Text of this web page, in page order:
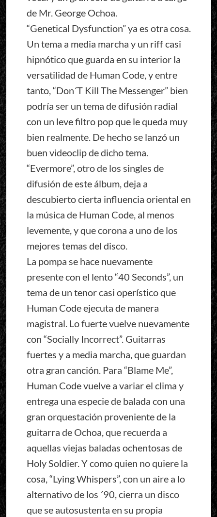
de Mr. George Ochoa.
“Genetical Dysfunction” ya es otra cosa.
Un tema a media marcha y un riff casi
hipnótico que guarda en su interior la
versatilidad de Human Code, y entre
tanto, “Don´T Kill The Messenger” bien
podría ser un tema de difusión radial
con un leve filtro pop que le queda muy
bien realmente. De hecho se lanzó un
buen videoclip de dicho tema.
“Evermore”, otro de los singles de
difusión de este álbum, deja a
descubierto cierta influencia oriental en
la música de Human Code, al menos
levemente, y que corona a uno de los
mejores temas del disco.
La pompa se hace nuevamente
presente con el lento “40 Seconds”, un
tema de un tenor casi operístico que
Human Code ejecuta de manera
magistral. Lo fuerte vuelve nuevamente
con “Socially Incorrect”. Guitarras
fuertes y a media marcha, que guardan
otra gran canción. Para “Blame Me”,
Human Code vuelve a variar el clima y
entrega una especie de balada con una
gran orquestación proveniente de la
guitarra de Ochoa, que recuerda a
aquellas viejas baladas ochentosas de
Holy Soldier. Y como quien no quiere la
cosa, “Lying Whispers”, con un aire a lo
alternativo de los ´90, cierra un disco
que se autosustenta en su propia